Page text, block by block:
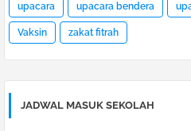
upacara upacara bendera
Vaksin zakat fitrah
JADWAL MASUK SEKOLAH